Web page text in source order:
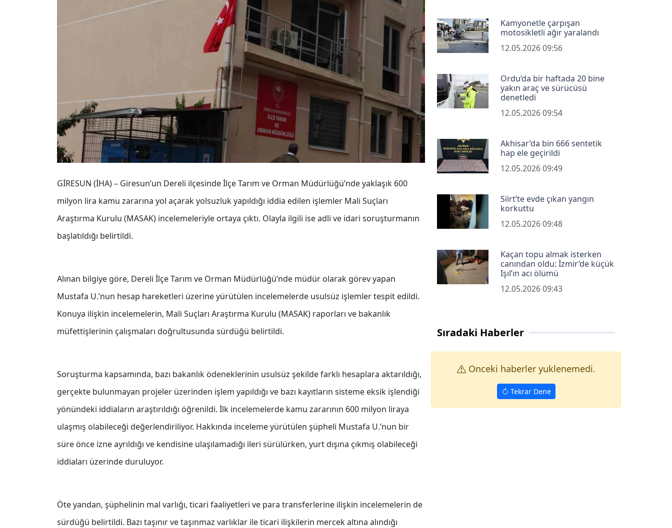
GİRESUN (İHA) – Giresun’un Dereli ilçesinde İlçe Tarım ve Orman Müdürlüğü’nde yaklaşık 600
milyon lira kamu zararına yol açarak yolsuzluk yapıldığı iddia edilen işlemler Mali Suçları
Araştırma Kurulu (MASAK) incelemeleriyle ortaya çıktı. Olayla ilgili ise adli ve idari soruşturmanın
başlatıldığı belirtildi.
Alınan bilgiye göre, Dereli İlçe Tarım ve Orman Müdürlüğü’nde müdür olarak görev yapan
Mustafa U.’nun hesap hareketleri üzerine yürütülen incelemelerde usulsüz işlemler tespit edildi.
Konuya ilişkin incelemelerin, Mali Suçları Araştırma Kurulu (MASAK) raporları ve bakanlık
müfettişlerinin çalışmaları doğrultusunda sürdüğü belirtildi.
Soruşturma kapsamında, bazı bakanlık ödeneklerinin usulsüz şekilde farklı hesaplara aktarıldığı,
gerçekte bulunmayan projeler üzerinden işlem yapıldığı ve bazı kayıtların sisteme eksik işlendiği
yönündeki iddiaların araştırıldığı öğrenildi. İlk incelemelerde kamu zararının 600 milyon liraya
ulaşmış olabileceği değerlendiriliyor. Hakkında inceleme yürütülen şüpheli Mustafa U.’nun bir
süre önce izne ayrıldığı ve kendisine ulaşılamadığı ileri sürülürken, yurt dışına çıkmış olabileceği
iddiaları üzerinde duruluyor.
Öte yandan, şüphelinin mal varlığı, ticari faaliyetleri ve para transferlerine ilişkin incelemelerin de
sürdüğü belirtildi. Bazı taşınır ve taşınmaz varlıklar ile ticari ilişkilerin mercek altına alındığı
Kamyonetle çarpışan
motosikletli ağır yaralandı
12.05.2026 09:56
Ordu’da bir haftada 20 bine
yakın araç ve sürücüsü
denetledi
12.05.2026 09:54
Akhisar’da bin 666 sentetik
hap ele geçirildi
12.05.2026 09:49
Siirt’te evde çıkan yangın
korkuttu
12.05.2026 09:48
Kaçan topu almak isterken
canından oldu: İzmir’de küçük
Işıl’ın acı ölümü
12.05.2026 09:43
Sıradaki Haberler
Onceki haberler yuklenemedi.
Tekrar Dene